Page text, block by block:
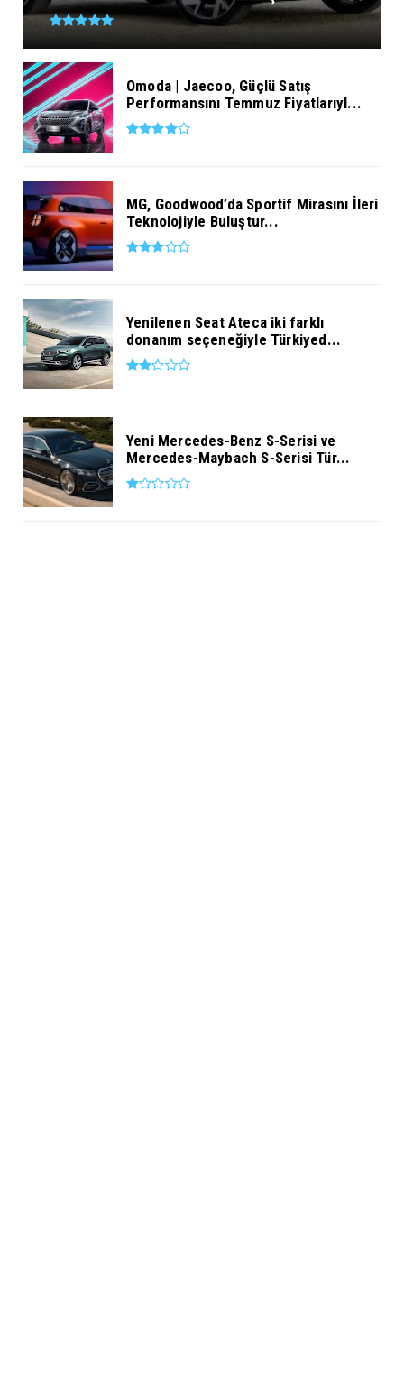
Omoda | Jaecoo, Güçlü Satış
Performansını Temmuz Fiyatlarıyl...
MG, Goodwood’da Sportif Mirasını İleri
Teknolojiyle Buluştur...
Yenilenen Seat Ateca iki farklı
donanım seçeneğiyle Türkiyed...
Yeni Mercedes-Benz S-Serisi ve
Mercedes-Maybach S-Serisi Tür...